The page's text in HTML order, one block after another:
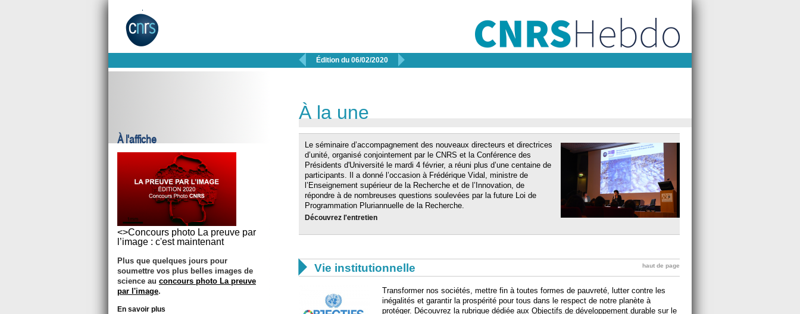
 Édition du 06/02/2020 
À l'affiche
<>Concours photo La preuve par
l’image : c'est maintenant
Plus que quelques jours pour
soumettre vos plus belles images de
science au concours photo La preuve
par l'image.
En savoir plus
À la une
Le séminaire d’accompagnement des nouveaux directeurs et directrices
d’unité, organisé conjointement par le CNRS et la Conférence des
Présidents d'Université le mardi 4 février, a réuni plus d’une centaine de
participants. Il a donné l’occasion à Frédérique Vidal, ministre de
l’Enseignement supérieur de la Recherche et de l’Innovation, de
répondre à de nombreuses questions soulevées par la future Loi de
Programmation Pluriannuelle de la Recherche.
Découvrez l'entretien
 Vie institutionnelle haut de page
Transformer nos sociétés, mettre fin à toutes formes de pauvreté, lutter contre les
inégalités et garantir la prospérité pour tous dans le respect de notre planète à
protéger. Découvrez la rubrique dédiée aux Objectifs de développement durable sur le